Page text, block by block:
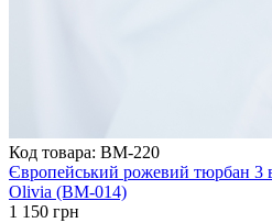
Код товара: BM-220
Європейський рожевий тюрбан 3
Olivia (BM-014)
1 150 грн